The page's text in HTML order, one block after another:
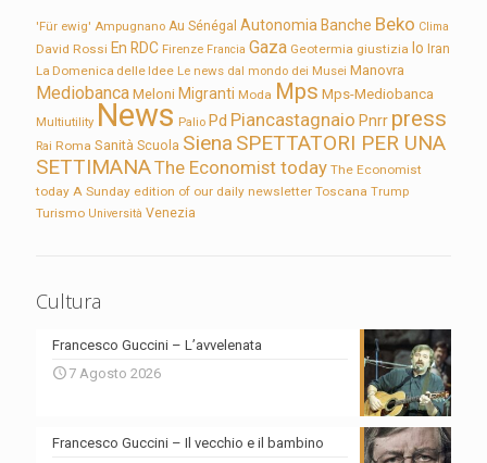
'Für ewig' Ampugnano Au Sénégal Autonomia Banche Beko Clima
David Rossi En RDC Firenze Francia Gaza Geotermia giustizia Io Iran
La Domenica delle Idee Le news dal mondo dei Musei Manovra
Mediobanca Meloni Migranti Moda Mps Mps-Mediobanca
Multiutility News Palio Pd Piancastagnaio Pnrr press
Rai Roma Sanità Scuola Siena SPETTATORI PER UNA
SETTIMANAThe Economist today The Economist
today A Sunday edition of our daily newsletter Toscana Trump
Turismo Università Venezia
Cultura
Francesco Guccini – L’avvelenata
7 Agosto 2026
Francesco Guccini – Il vecchio e il bambino